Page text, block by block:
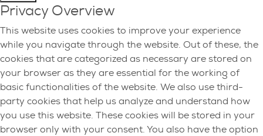
Privacy Overview
This website uses cookies to improve your experience
while you navigate through the website. Out of these, the
cookies that are categorized as necessary are stored on
your browser as they are essential for the working of
basic functionalities of the website. We also use third-
party cookies that help us analyze and understand how
you use this website. These cookies will be stored in your
browser only with your consent. You also have the option